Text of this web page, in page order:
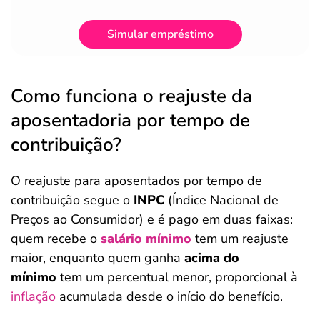
Simular empréstimo
Como funciona o reajuste da
aposentadoria por tempo de
contribuição?
O reajuste para aposentados por tempo de
contribuição segue o INPC (Índice Nacional de
Preços ao Consumidor) e é pago em duas faixas:
quem recebe o salário mínimo tem um reajuste
maior, enquanto quem ganha acima do
mínimo tem um percentual menor, proporcional à
inflação acumulada desde o início do benefício.